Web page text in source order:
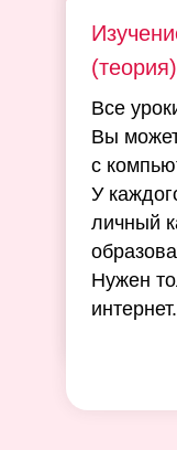
(теория)
Все
Вы
с
У
личный
Нужен
интернет.